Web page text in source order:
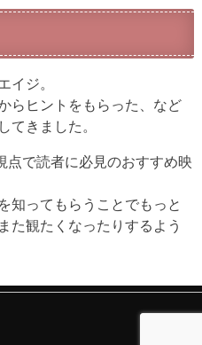
イジ。
らヒントをもらった、など
てきました。
点で読者に必見のおすすめ映
知ってもらうことでもっと
た観たくなったりするよう